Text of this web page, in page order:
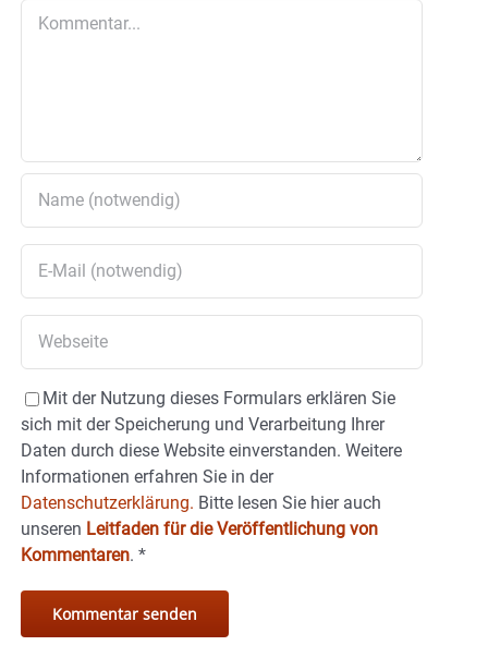
Mit der Nutzung dieses Formulars erklären Sie
sich mit der Speicherung und Verarbeitung Ihrer
Daten durch diese Website einverstanden. Weitere
Informationen erfahren Sie in der
Datenschutzerklärung. Bitte lesen Sie hier auch
unseren Leitfaden für die Veröffentlichung von
Kommentaren. *